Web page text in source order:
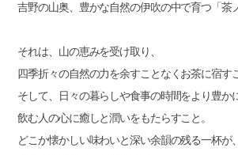
吉野の山奥、豊かな自然の伊吹の中で育つ「茶
それは、山の恵みを受け取り、
四季折々の自然の力を余すことなくお茶に宿す
そして、日々の暮らしや食事の時間をより豊か
飲む人の心に癒しと潤いをもたらすこと。
どこか懐かしい味わいと深い余韻の残る一杯が、